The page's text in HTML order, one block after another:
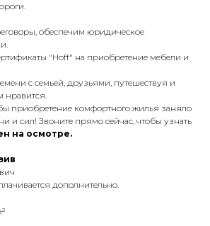
обеспечим юридическое
"Ноff" на приобретение мебели и
с семьей, друзьями, путешествуя и
нравится.
приобретение комфортного жилья заняло
и сил! Звоните прямо сейчас, чтобы узнать
на осмотре.
дополнительно.